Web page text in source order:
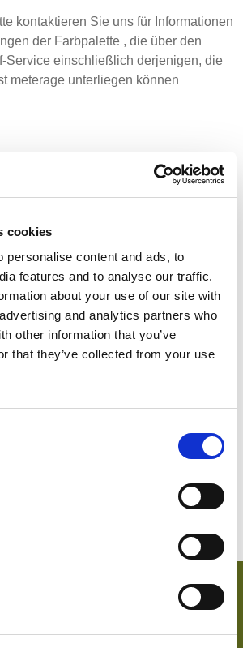
cookies
personalise content and ads, to
features and to analyse our traffic.
about your use of our site with
and analytics partners who
other information that you’ve
that they’ve collected from your use
kontaktieren Sie uns für Informationen
der Farbpalette , die über den
Service einschließlich derjenigen, die
meterage unterliegen können
1814-560
Akkreditierungen